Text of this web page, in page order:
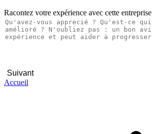
Racontez votre expérience avec cette entreprise
Suivant
Accueil